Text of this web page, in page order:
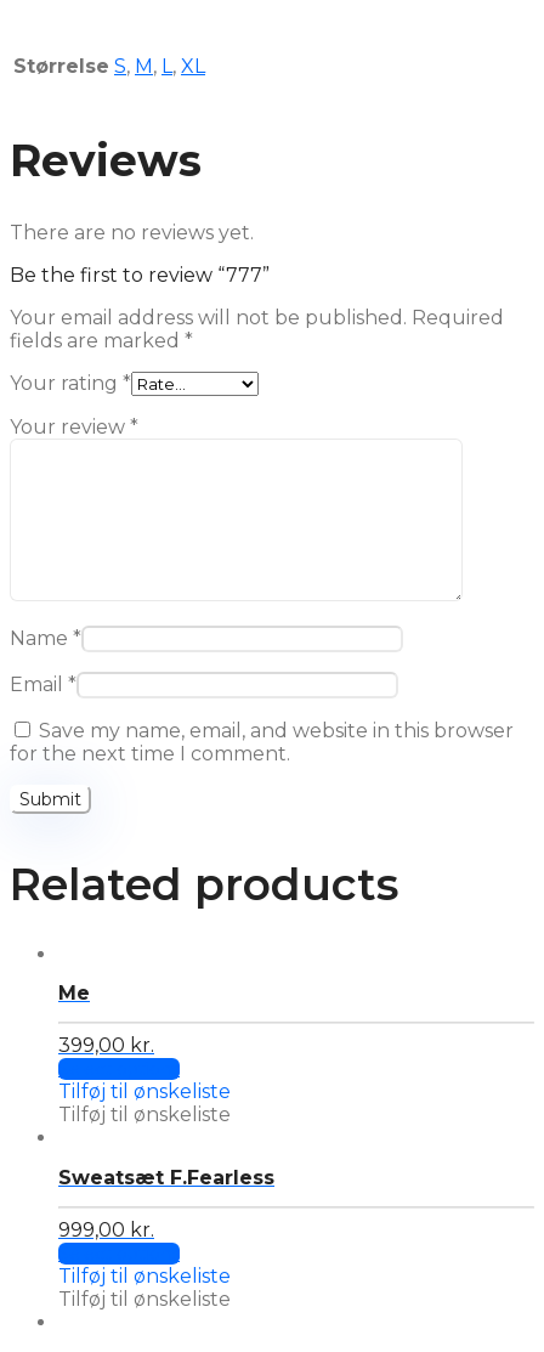
Størrelse S, M , L, XL
Reviews
There are no reviews yet.
Be the first to review “777”
Your email address will not be published. Required
fields are marked *
Your rating *
Your review *
Name *
Email *
Save my name, email, and website in this browser
for the next time I comment.
Related products
Me
399,00 kr.
Select optionsThis
product
has
The
options
be
chosen
on
Tilføj til ønskeliste
Tilføj til ønskeliste
Sweatsæt F.Fearless
999,00 kr.
Select optionsThis
product
has
Tilføj til ønskeliste
Tilføj til ønskeliste